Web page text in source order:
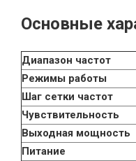
Основные
Диапазон частот
Режимы работы
Шаг сетки частот
Чувствительность
Выходная мощность
Питание